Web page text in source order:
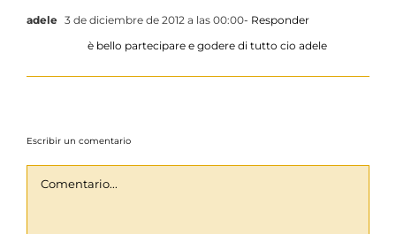
adele 3 de diciembre de 2012 a las 00:00- Responder
è bello partecipare e godere di tutto cio adele
Escribir un comentario